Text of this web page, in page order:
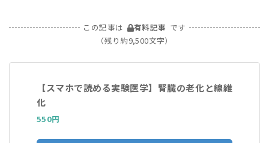
この記事は 有料記事 です
（残り約9,500文字）
【スマホで読める実験医学】腎臓の老化と線維
化
550円